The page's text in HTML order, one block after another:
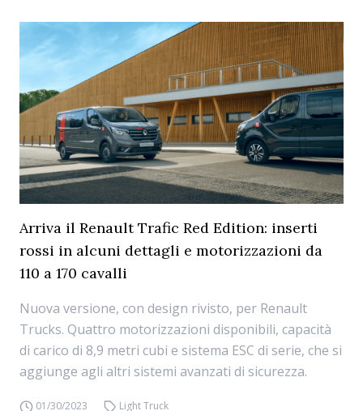
Arriva il Renault Trafic Red Edition: inserti
rossi in alcuni dettagli e motorizzazioni da
110 a 170 cavalli
Nuova versione, con design rivisto, per Renault
Trucks. Quattro motorizzazioni disponibili, capacità
di carico di 8,9 metri cubi e sistema ESC di serie, che si
aggiunge agli altri sistemi avanzati di sicurezza.
01/30/2023 Light Truck